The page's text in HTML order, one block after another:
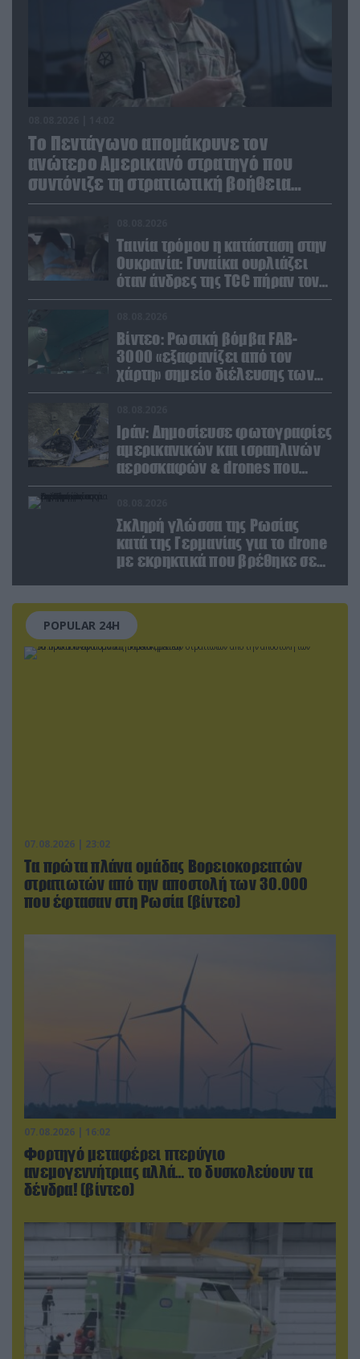
Το Πεντάγωνο απομάκρυνε τον
ανώτερο Αμερικανό στρατηγό που
συντόνιζε τη στρατιωτική βοήθεια
προς την Ουκρανία
Ταινία τρόμου η κατάσταση στην
Ουκρανία: Γυναίκα ουρλιάζει
όταν άνδρες της TCC πήραν τον
σύντροφό της (βίντεο)
Βίντεο: Ρωσική βόμβα FAB-
3000 «εξαφανίζει από τον
χάρτη» σημείο διέλευσης των
ουκρανικών δυνάμεων στην
Ιράν: Δημοσίευσε φωτογραφίες
αμερικανικών και ισραηλινών
αεροσκαφών & drones που
καταρρίφθηκαν
Σκληρή γλώσσα της Ρωσίας
κατά της Γερμανίας για το drone
με εκρηκτικά που βρέθηκε σε
POPULAR 24H
07.08.2026 | 23:02
Τα πρώτα πλάνα ομάδας Βορειοκορεατών
στρατιωτών από την αποστολή των 30.000
που έφτασαν στη Ρωσία (βίντεο)
07.08.2026 | 16:02
Φορτηγό μεταφέρει πτερύγιο
ανεμογεννήτριας αλλά… το δυσκολεύουν τα
δένδρα! (βίντεο)